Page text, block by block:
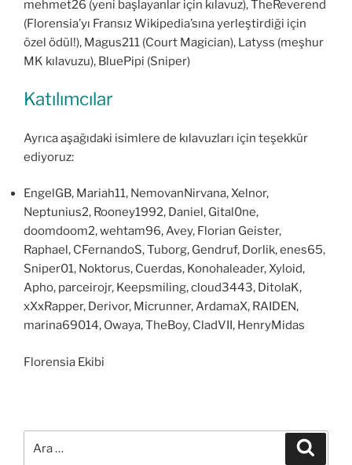
mehmet26 (yeni başlayanlar için kılavuz), TheReverend
(Florensia’yı Fransız Wikipedia’sına yerleştirdiği için
özel ödül!), Magus211 (Court Magician), Latyss (meşhur
MK kılavuzu), BluePipi (Sniper)
Katılımcılar
Ayrıca aşağıdaki isimlere de kılavuzları için teşekkür
ediyoruz:
EngelGB, Mariah11, NemovanNirvana, Xelnor,
Neptunius2, Rooney1992, Daniel, Gital0ne,
doomdoom2, wehtam96, Avey, Florian Geister,
Raphael, CFernandoS, Tuborg, Gendruf, Dorlik, enes65,
Sniper01, Noktorus, Cuerdas, Konohaleader, Xyloid,
Apho, parceirojr, Keepsmiling, cloud3443, DitolaK,
xXxRapper, Derivor, Micrunner, ArdamaX, RAIDEN,
marina69014, Owaya, TheBoy, CladVII, HenryMidas
Florensia Ekibi